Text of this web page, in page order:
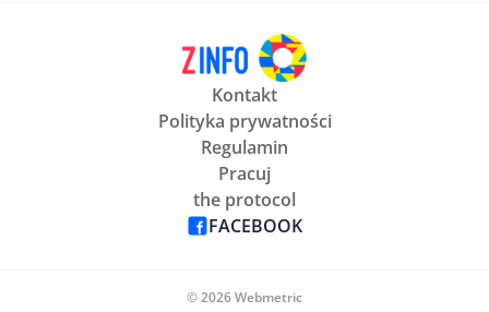
Kontakt
Polityka prywatności
Regulamin
Pracuj
the protocol
FACEBOOK
© 2026 Webmetric